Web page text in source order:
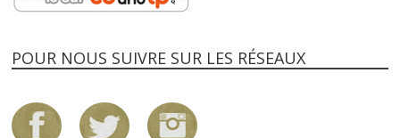
POUR NOUS SUIVRE SUR LES RÉSEAUX